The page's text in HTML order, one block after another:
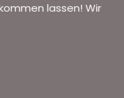
lassen! Wir